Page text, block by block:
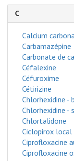
C
Calcium
Carbamazépine
Carbonate de
Céfalexine
Céfuroxime
Cétirizine
Chlorhexidine -
Chlorhexidine -
Chlortalidone
Ciclopirox local
Ciprofloxacine
Ciprofloxacine